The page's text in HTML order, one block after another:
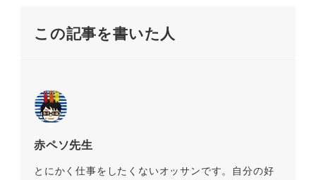
この記事を書いた人
赤ペソ先生
とにかく仕事をしたくないオッサンです。自分の好